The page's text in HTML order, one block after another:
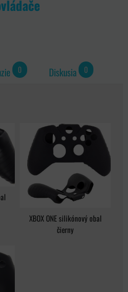
0 Diskusia 0
XBOX ONE silikónový obal
čierny